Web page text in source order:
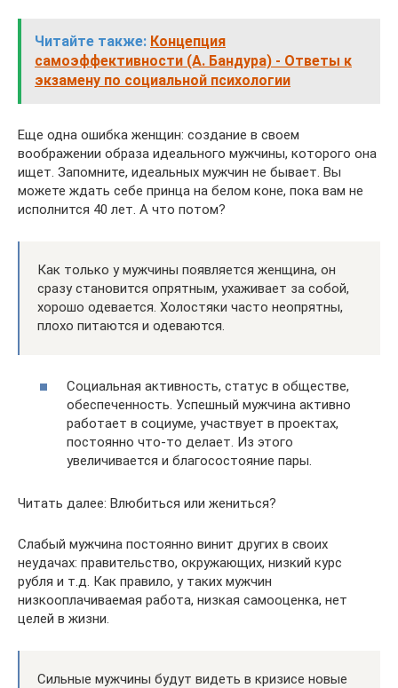
Читайте также: Концепция
самоэффективности (А. Бандура) - Ответы к
экзамену по социальной психологии
Еще одна ошибка женщин: создание в своем
воображении образа идеального мужчины, которого она
ищет. Запомните, идеальных мужчин не бывает. Вы
можете ждать себе принца на белом коне, пока вам не
исполнится 40 лет. А что потом?
Как только у мужчины появляется женщина, он
сразу становится опрятным, ухаживает за собой,
хорошо одевается. Холостяки часто неопрятны,
плохо питаются и одеваются.
Социальная активность, статус в обществе,
обеспеченность. Успешный мужчина активно
работает в социуме, участвует в проектах,
постоянно что-то делает. Из этого
увеличивается и благосостояние пары.
Читать далее: Влюбиться или жениться?
Слабый мужчина постоянно винит других в своих
неудачах: правительство, окружающих, низкий курс
рубля и т.д. Как правило, у таких мужчин
низкооплачиваемая работа, низкая самооценка, нет
целей в жизни.
Сильные мужчины будут видеть в кризисе новые